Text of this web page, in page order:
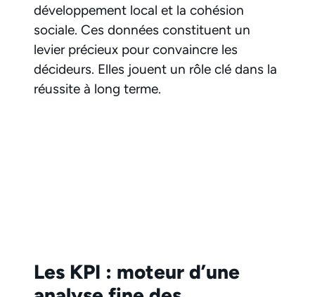
développement local et la cohésion
sociale. Ces données constituent un
levier précieux pour convaincre les
décideurs. Elles jouent un rôle clé dans la
réussite à long terme.
Les KPI : moteur d’une